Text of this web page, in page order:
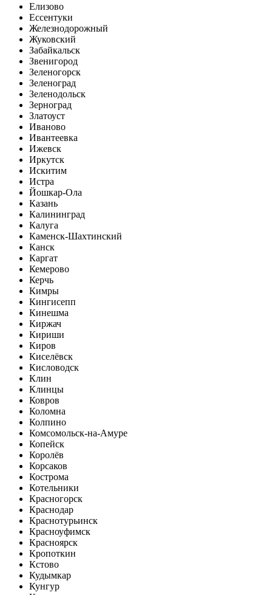
Елизово
Ессентуки
Железнодорожный
Жуковский
Забайкальск
Звенигород
Зеленогорск
Зеленоград
Зеленодольск
Зерноград
Златоуст
Иваново
Ивантеевка
Ижевск
Иркутск
Искитим
Истра
Йошкар-Ола
Казань
Калининград
Калуга
Каменск-Шахтинский
Канск
Каргат
Кемерово
Керчь
Кимры
Кингисепп
Кинешма
Киржач
Кириши
Киров
Киселёвск
Кисловодск
Клин
Клинцы
Ковров
Коломна
Колпино
Комсомольск-на-Амуре
Копейск
Королёв
Корсаков
Кострома
Котельники
Красногорск
Краснодар
Краснотурьинск
Красноуфимск
Красноярск
Кропоткин
Кстово
Кудымкар
Кунгур